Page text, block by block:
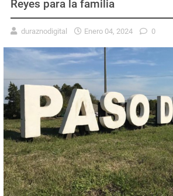
Reyes para la familia
duraznodigital Enero 04, 2024 0